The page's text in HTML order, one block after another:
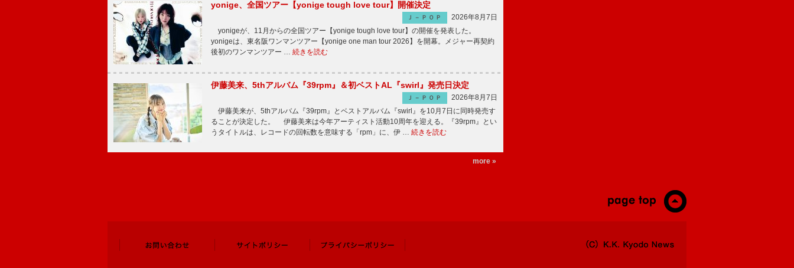
yonige、全国ツアー【yonige tough love tour】開催決定
Ｊ－ＰＯＰ
2026年8月7日
yonigeが、11月からの全国ツアー【yonige tough love tour】の開催を発表した。
yonigeは、東名阪ワンマンツアー【yonige one man tour 2026】を開幕。メジャー再契約
後初のワンマンツアー … 続きを読む
伊藤美来、5thアルバム『39rpm』＆初ベストAL『swirl』発売日決定
Ｊ－ＰＯＰ
2026年8月7日
伊藤美来が、5thアルバム『39rpm』とベストアルバム『swirl』を10月7日に同時発売す
ることが決定した。 伊藤美来は今年アーティスト活動10周年を迎える。『39rpm』とい
うタイトルは、レコードの回転数を意味する「rpm」に、伊 … 続きを読む
more »